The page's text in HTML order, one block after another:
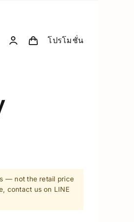
Humanoid
โปรโมชั่น
— not the retail price
contact us on LINE